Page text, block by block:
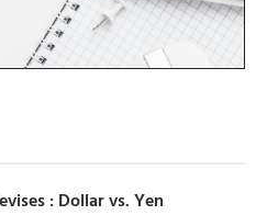
: Dollar vs. Yen